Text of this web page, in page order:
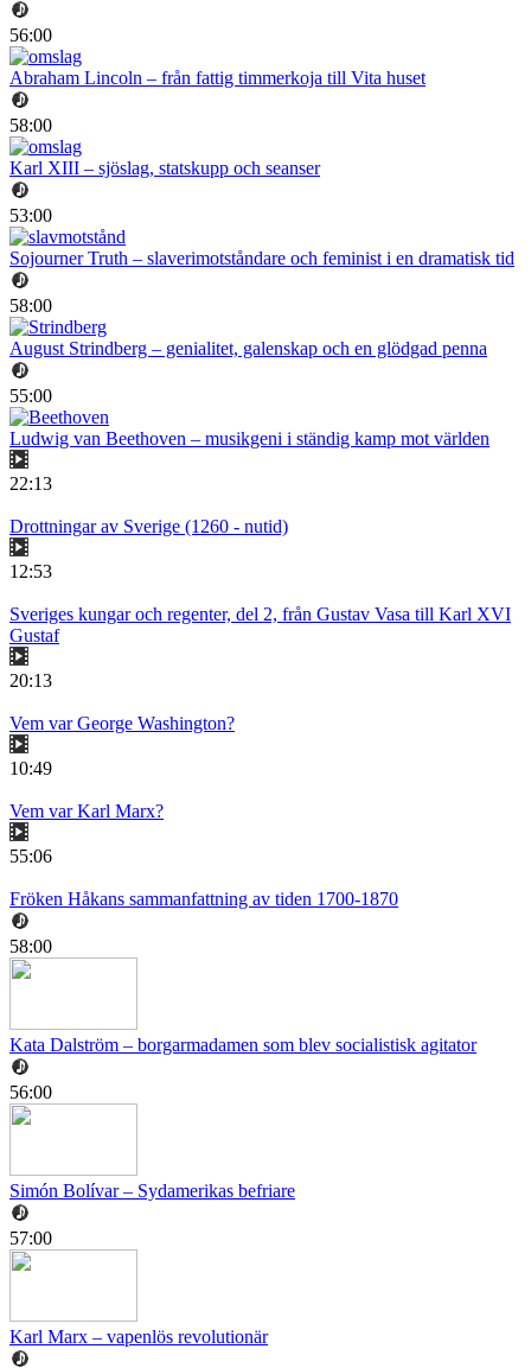
56:00
Abraham Lincoln – från fattig timmerkoja till Vita huset
58:00
Karl XIII – sjöslag, statskupp och seanser
53:00
Sojourner Truth – slaverimotståndare och feminist i en dramatisk tid
58:00
August Strindberg – genialitet, galenskap och en glödgad penna
55:00
Ludwig van Beethoven – musikgeni i ständig kamp mot världen
22:13
Drottningar av Sverige (1260 - nutid)
12:53
Sveriges kungar och regenter, del 2, från Gustav Vasa till Karl XVI
Gustaf
20:13
Vem var George Washington?
10:49
Vem var Karl Marx?
55:06
Fröken Håkans sammanfattning av tiden 1700-1870
58:00
Kata Dalström – borgarmadamen som blev socialistisk agitator
56:00
Simón Bolívar – Sydamerikas befriare
57:00
Karl Marx – vapenlös revolutionär